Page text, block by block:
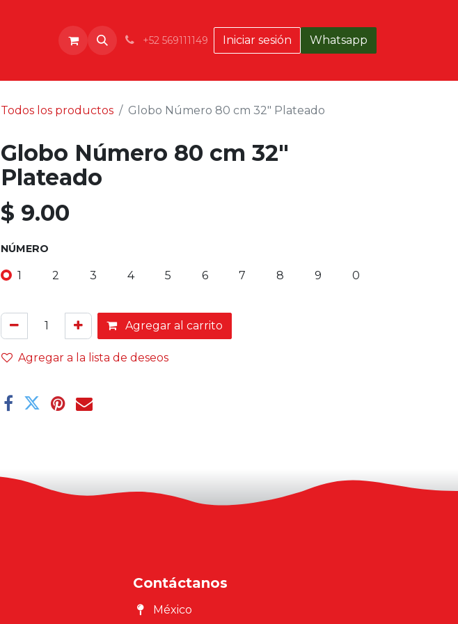
+52 569111149 Iniciar sesión Whatsapp
Todos los productos Globo Número 80 cm 32" Plateado
Globo Número 80 cm 32"
Plateado
$ 9.00
NÚMERO
1 2 3 4 5 6 7 8 9 0
Agregar al carrito
Agregar a la lista de deseos
Contáctanos
México